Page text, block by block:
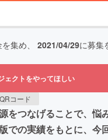
集め、 2021/04/29に募集
ェクトをやってほしい
QRコード
つなげることで、悩
の実績をもとに、